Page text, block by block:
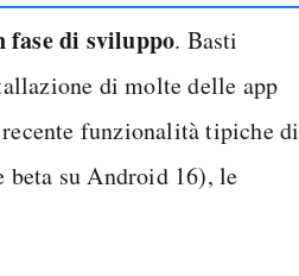
fase di sviluppo. Basti
di molte delle app
funzionalità tipiche di
beta su Android 16), le